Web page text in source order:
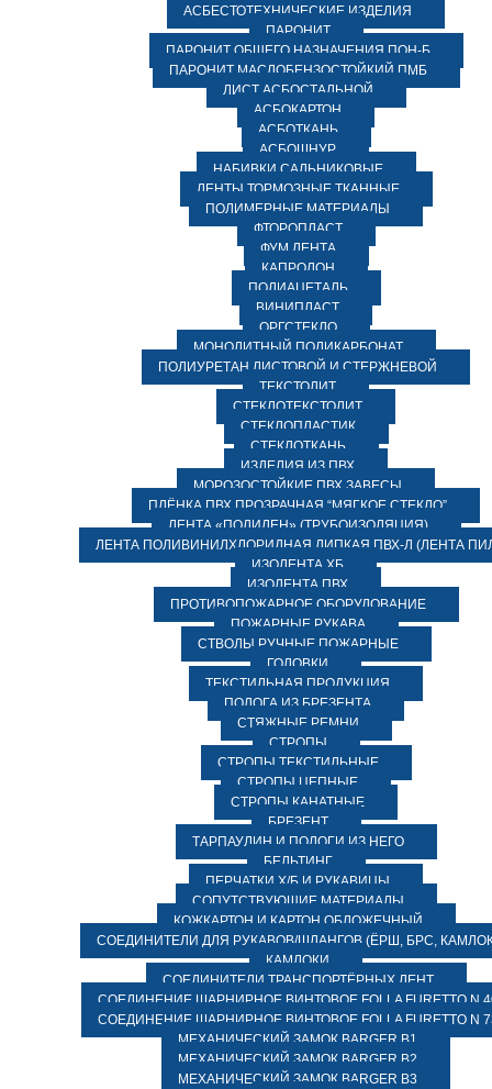
АСБЕСТОТЕХНИЧЕСКИЕ ИЗДЕЛИЯ
ПАРОНИТ
ПАРОНИТ ОБЩЕГО НАЗНАЧЕНИЯ ПОН-Б
ПАРОНИТ МАСЛОБЕНЗОСТОЙКИЙ ПМБ
ЛИСТ АСБОСТАЛЬНОЙ
АСБОКАРТОН
АСБОТКАНЬ
АСБОШНУР
НАБИВКИ САЛЬНИКОВЫЕ
ЛЕНТЫ ТОРМОЗНЫЕ ТКАННЫЕ
ПОЛИМЕРНЫЕ МАТЕРИАЛЫ
ФТОРОПЛАСТ
ФУМ ЛЕНТА
КАПРОЛОН
ПОЛИАЦЕТАЛЬ
ВИНИПЛАСТ
ОРГСТЕКЛО
МОНОЛИТНЫЙ ПОЛИКАРБОНАТ
ПОЛИУРЕТАН ЛИСТОВОЙ И СТЕРЖНЕВОЙ
ТЕКСТОЛИТ
СТЕКЛОТЕКСТОЛИТ
СТЕКЛОПЛАСТИК
СТЕКЛОТКАНЬ
ИЗДЕЛИЯ ИЗ ПВХ
МОРОЗОСТОЙКИЕ ПВХ ЗАВЕСЫ
ПЛЁНКА ПВХ ПРОЗРАЧНАЯ “МЯГКОЕ СТЕКЛО”
ЛЕНТА «ПОЛИЛЕН» (ТРУБОИЗОЛЯЦИЯ)
ЛЕНТА ПОЛИВИНИЛХЛОРИДНАЯ ЛИПКАЯ ПВХ-Л (ЛЕНТА
ИЗОЛЕНТА ХБ
ИЗОЛЕНТА ПВХ
ПРОТИВОПОЖАРНОЕ ОБОРУДОВАНИЕ
ПОЖАРНЫЕ РУКАВА
СТВОЛЫ РУЧНЫЕ ПОЖАРНЫЕ
ГОЛОВКИ
ТЕКСТИЛЬНАЯ ПРОДУКЦИЯ
ПОЛОГА ИЗ БРЕЗЕНТА
СТЯЖНЫЕ РЕМНИ
СТРОПЫ
СТРОПЫ ТЕКСТИЛЬНЫЕ
СТРОПЫ ЦЕПНЫЕ
СТРОПЫ КАНАТНЫЕ
БРЕЗЕНТ
ТАРПАУЛИН И ПОЛОГИ ИЗ НЕГО
БЕЛЬТИНГ
ПЕРЧАТКИ Х/Б И РУКАВИЦЫ
СОПУТСТВУЮЩИЕ МАТЕРИАЛЫ
КОЖКАРТОН И КАРТОН ОБЛОЖЕЧНЫЙ
СОЕДИНИТЕЛИ ДЛЯ РУКАВОВ/ШЛАНГОВ (ЁРШ, БРС,
КАМЛОКИ
СОЕДИНИТЕЛИ ТРАНСПОРТЁРНЫХ ЛЕНТ
СОЕДИНЕНИЕ ШАРНИРНОЕ ВИНТОВОЕ FOLLA FURETTO N
СОЕДИНЕНИЕ ШАРНИРНОЕ ВИНТОВОЕ FOLLA FURETTO N
МЕХАНИЧЕСКИЙ ЗАМОК BARGER B1
МЕХАНИЧЕСКИЙ ЗАМОК BARGER B2
МЕХАНИЧЕСКИЙ ЗАМОК BARGER B3